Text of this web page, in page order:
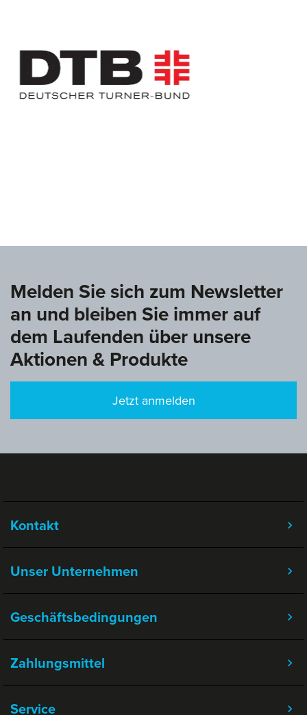
Melden Sie sich zum Newsletter
an und bleiben Sie immer auf
dem Laufenden über unsere
Aktionen & Produkte
Jetzt anmelden
Kontakt
Unser Unternehmen
Geschäftsbedingungen
Service
Zahlungsmittel